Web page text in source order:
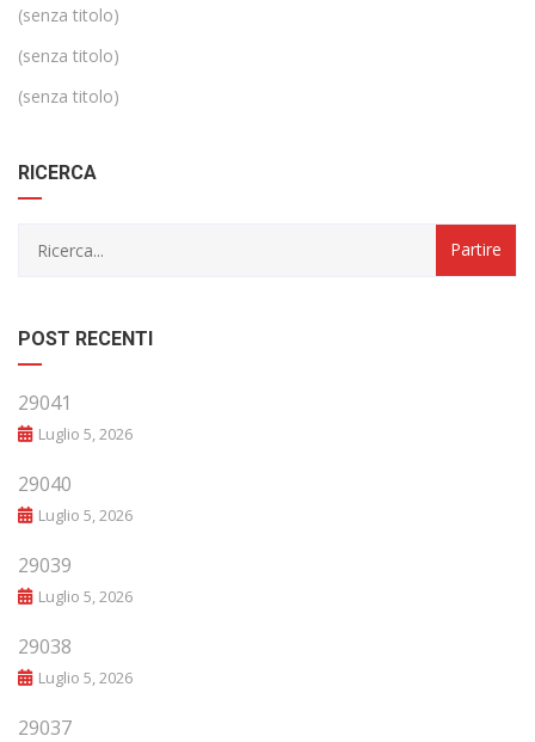
(senza titolo)
(senza titolo)
(senza titolo)
RICERCA
POST RECENTI
29041
Luglio 5, 2026
29040
Luglio 5, 2026
29039
Luglio 5, 2026
29038
Luglio 5, 2026
29037